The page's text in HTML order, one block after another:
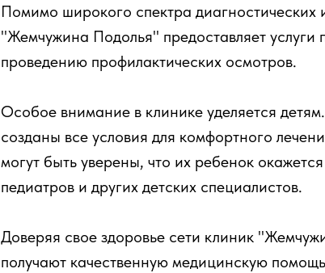
Помимо широкого спектра диагностических
"Жемчужина Подолья" предоставляет услуги
проведению профилактических осмотров.
Особое внимание в клинике уделяется
созданы все условия для комфортного
могут быть уверены, что их ребенок
педиатров и других детских специалистов.
Доверяя свое здоровье сети клиник
получают качественную медицинскую